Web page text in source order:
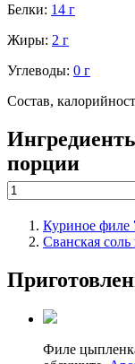
Белки: 14 г
Жиры: 2 г
Углеводы: 0 г
Состав,
порции
Куриное филе
Сванская соль
Филе